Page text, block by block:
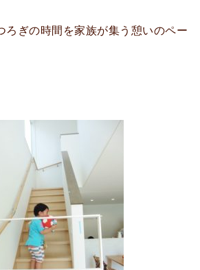
ろぎの時間を家族が集う憩いのペー